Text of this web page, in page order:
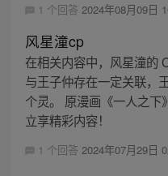
1 个回答 2024年08月09日
风星潼cp
在相关内容中，风星潼的
与王子仲存在一定关联，
个灵。 原漫画《一人之
立享精彩内容！
1 个回答 2024年07月29日